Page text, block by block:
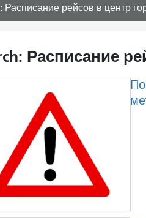
Расписание рейсов в центр
Расписание